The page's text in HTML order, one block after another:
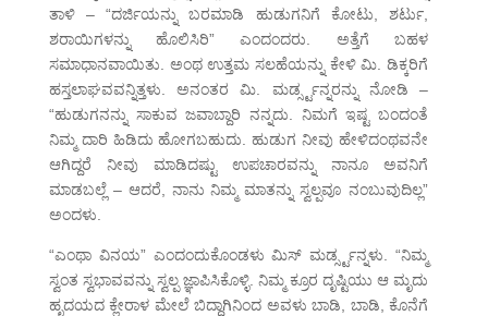
ತಾಳಿ – “ದರ್ಜಿಯನ್ನು ಬರಮಾಡಿ ಹುಡುಗನಿಗೆ ಕೋಟು, ಶರ್ಟು,
ಶರಾಯಿಗಳನ್ನು ಹೊಲಿಸಿರಿ” ಎಂದಂದರು. ಅತ್ತೆಗೆ ಬಹಳ
ಸಮಾಧಾನವಾಯಿತು. ಅಂಥ ಉತ್ತಮ ಸಲಹೆಯನ್ನು ಕೇಳಿ ಮಿ. ಡಿಕ್ಕರಿಗೆ
ಹಸ್ತಲಾಘವವನ್ನಿತ್ತಳು. ಅನಂತರ ಮಿ. ಮರ್ಡ್ಸ್ಟನ್ನರನ್ನು ನೋಡಿ –
“ಹುಡುಗನನ್ನು ಸಾಕುವ ಜವಾಬ್ದಾರಿ ನನ್ನದು. ನಿಮಗೆ ಇಷ್ಟ ಬಂದಂತೆ
ನಿಮ್ಮ ದಾರಿ ಹಿಡಿದು ಹೋಗಬಹುದು. ಹುಡುಗ ನೀವು ಹೇಳಿದಂಥವನೇ
ಆಗಿದ್ದರೆ ನೀವು ಮಾಡಿದಷ್ಟು ಉಪಚಾರವನ್ನು ನಾನೂ ಅವನಿಗೆ
ಮಾಡಬಲ್ಲೆ – ಆದರೆ, ನಾನು ನಿಮ್ಮ ಮಾತನ್ನು ಸ್ವಲ್ಪವೂ ನಂಬುವುದಿಲ್ಲ”
ಅಂದಳು.
“ಎಂಥಾ ವಿನಯ” ಎಂದಂದುಕೊಂಡಳು ಮಿಸ್ ಮರ್ಡ್ಸ್ಟನ್ನಳು. “ನಿಮ್ಮ
ಸ್ವಂತ ಸ್ವಭಾವವನ್ನು ಸ್ವಲ್ಪ ಜ್ಞಾಪಿಸಿಕೊಳ್ಳಿ. ನಿಮ್ಮ ಕ್ರೂರ ದೃಷ್ಟಿಯು ಆ ಮೃದು
ಹೃದಯದ ಕ್ಲೇರಾಳ ಮೇಲೆ ಬಿದ್ದಾಗಿನಿಂದ ಅವಳು ಬಾಡಿ, ಬಾಡಿ, ಕೊನೆಗೆ